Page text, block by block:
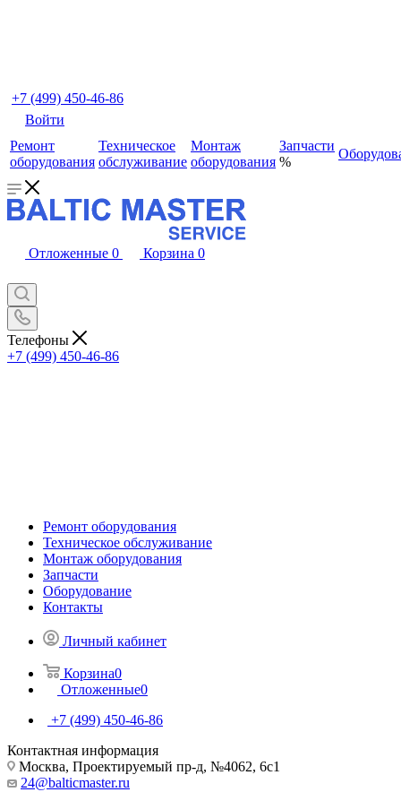
+7 (499) 450-46-86
Войти
Ремонт
оборудования
Техническое
обслуживание
Монтаж
оборудования
Запчасти
%
Отложенные 0 Корзина 0
Телефоны
+7 (499) 450-46-86
Ремонт оборудования
Техническое обслуживание
Монтаж оборудования
Запчасти
Оборудование
Контакты
Личный кабинет
Корзина0
Отложенные0
+7 (499) 450-46-86
Контактная информация
Москва, Проектируемый пр-д, №4062, 6с1
24@balticmaster.ru